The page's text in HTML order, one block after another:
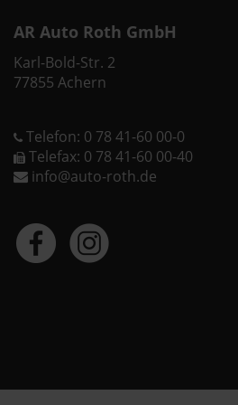
AR Auto Roth GmbH
Karl-Bold-Str. 2
77855 Achern
Telefon: 0 78 41-60 00-0
Telefax: 0 78 41-60 00-40
info@auto-roth.de